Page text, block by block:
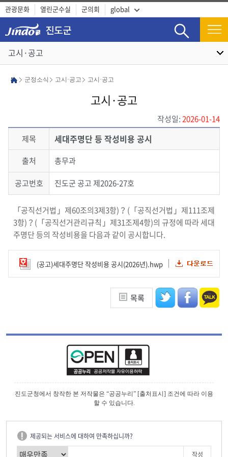
검색
관광문화 열린군수실 군의회 global
고시·공고
군정소식 고시·공고 고시·공고
고시·공고
작성일:2026-01-14
제목
세대주명단 등 작성비용 공시
출처
총무과
공고번호
진도군 공고 제2026-27호
「공직선거법」제60조의3제3항)？(「공직선거법」제111조제
3항)？(「공직선거관리규칙」제31조제4항)의 규정에 따라 세대
주명단 등의 작성비용을 다음과 같이 공시합니다.
(공고)세대주명단 작성비용 공시(2026년).hwp
목록
진도군청에서 창작한 본 저작물은 “공공누리” [출처표시] 조건에 따라 이용
할 수 있습니다.
제공되는 서비스에 대하여 만족하십니까?